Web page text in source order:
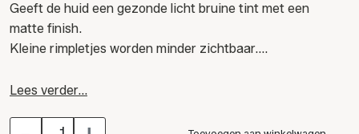
Geeft de huid een gezonde licht bruine tint met een
matte finish.
Kleine rimpletjes worden minder zichtbaar.
De cremepoeder met minerale pigmenten past zich aan
Na het opbrengen met de kwast krijgt u al na 10-20
Lees verder...